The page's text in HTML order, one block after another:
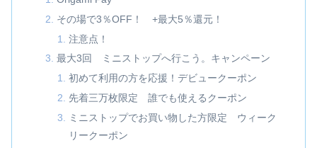
その場で3％OFF！ +最大5％還元！
注意点！
最大3回 ミニストップへ行こう。キャンペーン
初めて利用の方を応援！デビュークーポン
先着三万枚限定 誰でも使えるクーポン
ミニストップでお買い物した方限定 ウィーク
リークーポン